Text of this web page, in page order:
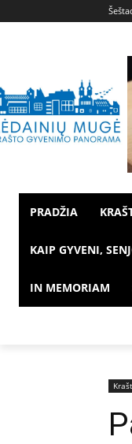
PRADŽIA
KAIP GYVENI,
IN MEMORIAM